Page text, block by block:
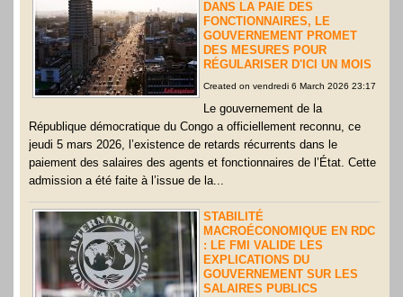
DANS LA PAIE DES
FONCTIONNAIRES, LE
GOUVERNEMENT PROMET
DES MESURES POUR
RÉGULARISER D'ICI UN MOIS
Created on vendredi 6 March 2026 23:17
Le gouvernement de la
République démocratique du Congo a officiellement reconnu, ce
jeudi 5 mars 2026, l’existence de retards récurrents dans le
paiement des salaires des agents et fonctionnaires de l’État. Cette
admission a été faite à l’issue de la...
STABILITÉ
MACROÉCONOMIQUE EN RDC
: LE FMI VALIDE LES
EXPLICATIONS DU
GOUVERNEMENT SUR LES
SALAIRES PUBLICS